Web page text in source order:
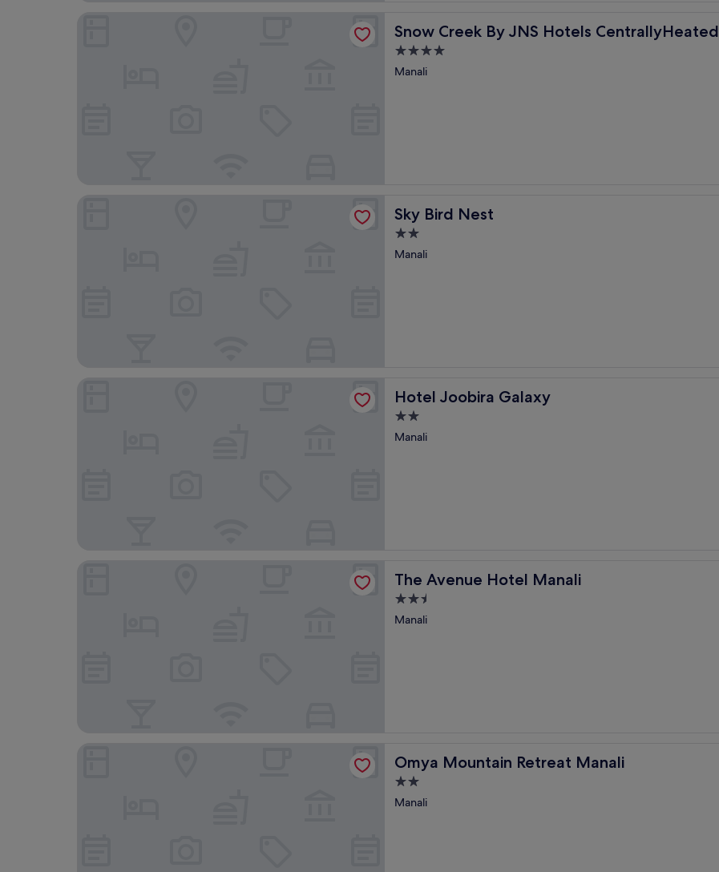
Snow Creek By JNS Hotels CentrallyHeated
Snow Creek By JNS Hotels CentrallyHeated
4.0-
Sterne-
Manali
Sky Bird Nest
Sky Bird Nest
2.0-
Sterne-
Manali
Hotel Joobira Galaxy
Hotel Joobira Galaxy
2.0-
Sterne-
Manali
The Avenue Hotel Manali
The Avenue Hotel Manali
2.5-
Sterne-
Manali
Omya Mountain Retreat Manali
Omya Mountain Retreat Manali
2.0-
Sterne-
Manali